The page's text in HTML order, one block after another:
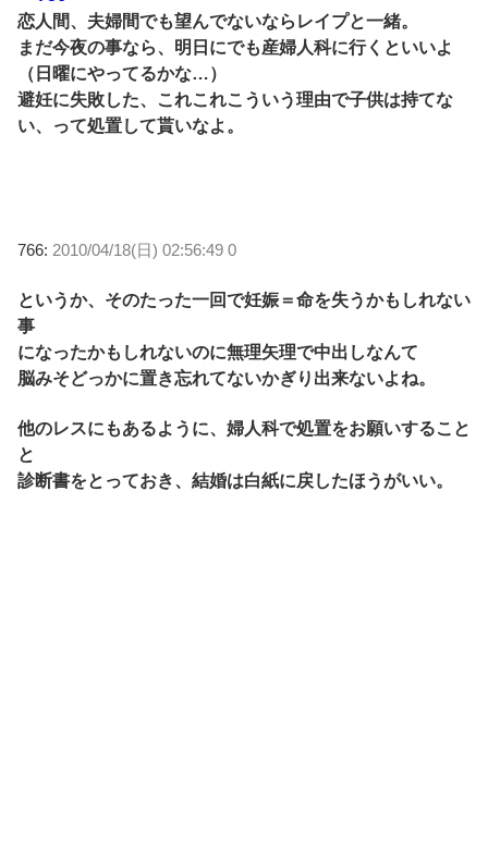
恋人間、夫婦間でも望んでないならレイプと一緒。
まだ今夜の事なら、明日にでも産婦人科に行くといいよ
（日曜にやってるかな…）
避妊に失敗した、これこれこういう理由で子供は持てな
い、って処置して貰いなよ。
766: 2010/04/18(日) 02:56:49 0
というか、そのたった一回で妊娠＝命を失うかもしれない
事
になったかもしれないのに無理矢理で中出しなんて
脳みそどっかに置き忘れてないかぎり出来ないよね。
他のレスにもあるように、婦人科で処置をお願いすること
と
診断書をとっておき、結婚は白紙に戻したほうがいい。